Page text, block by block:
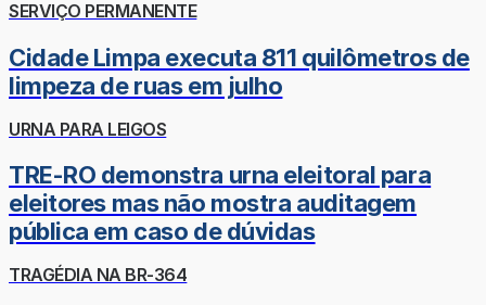
SERVIÇO PERMANENTE
Cidade Limpa executa 811 quilômetros de
limpeza de ruas em julho
URNA PARA LEIGOS
TRE-RO demonstra urna eleitoral para
eleitores mas não mostra auditagem
pública em caso de dúvidas
TRAGÉDIA NA BR-364